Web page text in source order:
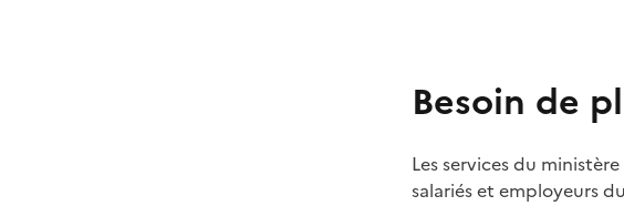
Besoin de
Les services du
salariés et employeurs